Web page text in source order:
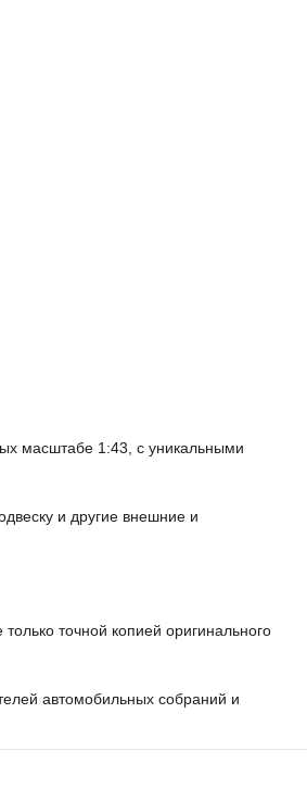
масштабе 1:43, с уникальными
и другие внешние и
точной копией оригинального
автомобильных собраний и